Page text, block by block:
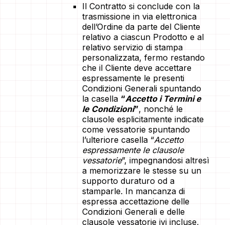
Il Contratto si conclude con la
trasmissione in via elettronica
dell’Ordine da parte del Cliente
relativo a ciascun Prodotto e al
relativo servizio di stampa
personalizzata, fermo restando
che il Cliente deve accettare
espressamente le presenti
Condizioni Generali spuntando
la casella “Accetto i Termini e
le Condizioni”, nonché le
clausole esplicitamente indicate
come vessatorie spuntando
l’ulteriore casella “Accetto
espressamente le clausole
vessatorie”, impegnandosi altresì
a memorizzare le stesse su un
supporto duraturo od a
stamparle. In mancanza di
espressa accettazione delle
Condizioni Generali e delle
clausole vessatorie ivi incluse,